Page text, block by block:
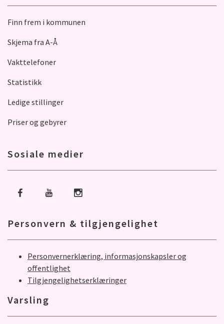
Finn frem i kommunen
Skjema fra A-Å
Vakttelefoner
Statistikk
Ledige stillinger
Priser og gebyrer
Sosiale medier
Gå til Facebook
Gå til YoutubeGå til Instagram
Personvern & tilgjengelighet
Personvernerklæring, informasjonskapsler og
offentlighet
Tilgjengelighetserklæringer
Varsling